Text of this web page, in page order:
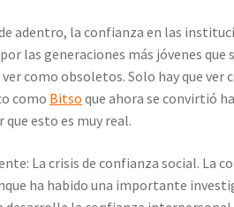
adentro, la confianza en las
las generaciones más jóvenes que
como obsoletos. Solo hay que ver
como Bitso que ahora se convirtió
esto es muy real.
La crisis de confianza social. La
ha habido una importante